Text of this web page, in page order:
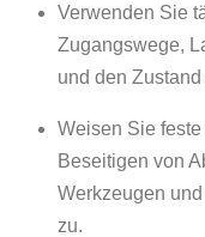
Verwenden Sie
Zugangswege,
und den
Weisen Sie
Beseitigen von
Werkzeugen
zu.